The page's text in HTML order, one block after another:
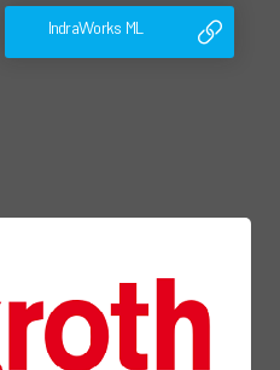
IndraWorks ML